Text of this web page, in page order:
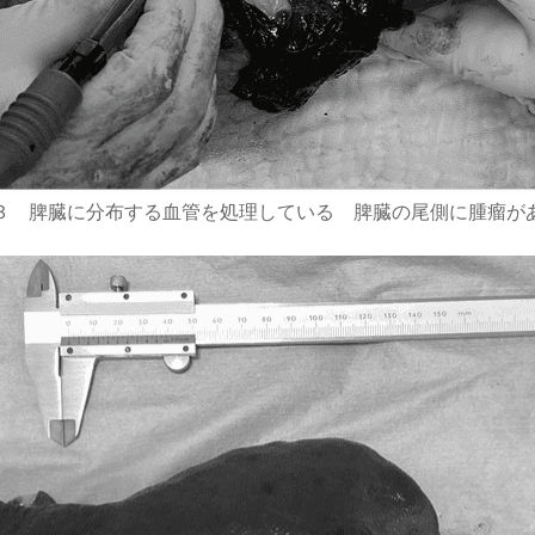
脾臓に分布する血管を処理している 脾臓の尾側に腫瘤が